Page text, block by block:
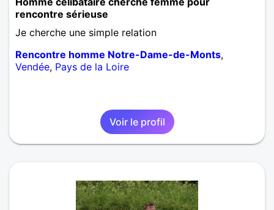
rencontre sérieuse
Je cherche une simple relation
Rencontre homme Notre-Dame-de-Monts,
Vendée, Pays de la Loire
Voir le profil